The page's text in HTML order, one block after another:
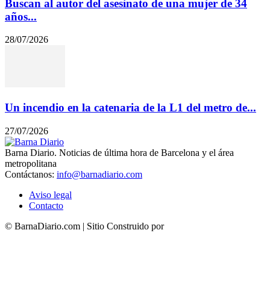
Buscan al autor del asesinato de una mujer de 34
años...
28/07/2026
Un incendio en la catenaria de la L1 del metro de...
27/07/2026
Barna Diario. Noticias de última hora de Barcelona y el área
metropolitana
Contáctanos: info@barnadiario.com
Aviso legal
Contacto
© BarnaDiario.com | Sitio Construido por